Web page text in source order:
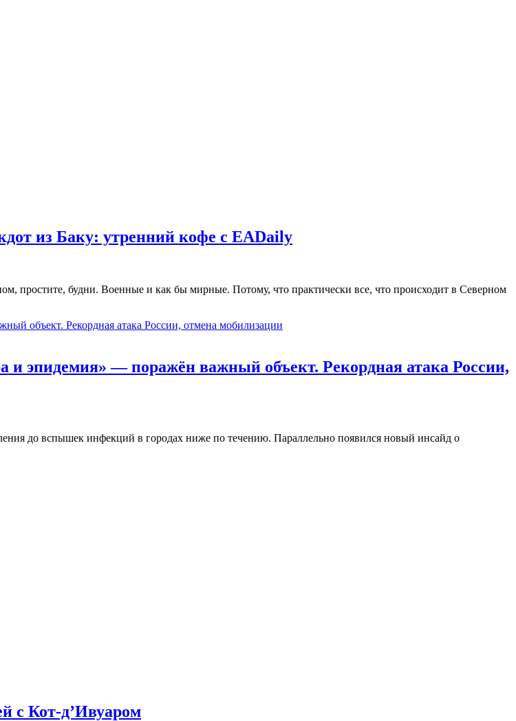
из Баку: утренний кофе с EADaily
простите, будни. Военные и как бы мирные. Потому, что практически все, что происходит в Северном
и эпидемия» — поражён важный объект. Рекордная атака России,
до вспышек инфекций в городах ниже по течению. Параллельно появился новый инсайд о
с Кот-д’Ивуаром